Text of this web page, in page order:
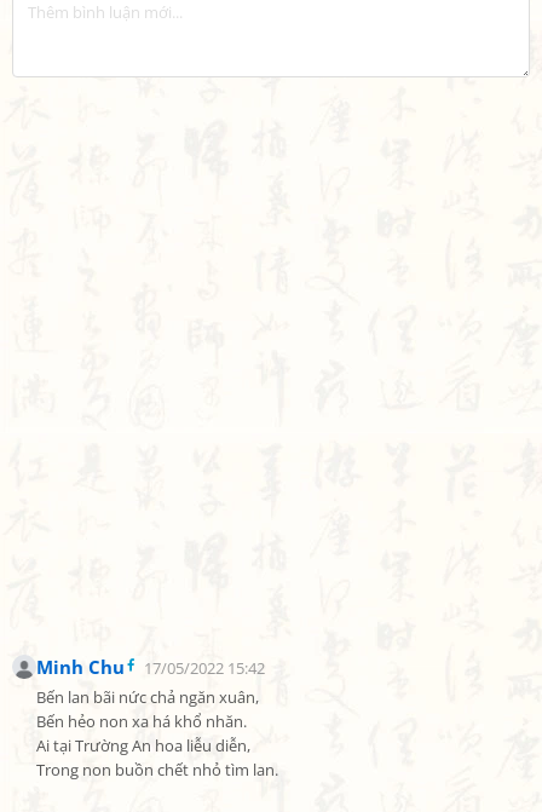
Minh Chu
17/05/2022 15:42
Bến lan bãi nức chả ngăn xuân,
Bến hẻo non xa há khổ nhăn.
Ai tại Trường An hoa liễu diễn,
Trong non buồn chết nhỏ tìm lan.